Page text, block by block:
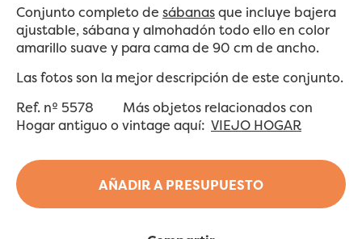
AÑADIR A PRESUPUESTO
Conjunto completo de sábanasque incluye bajera
ajustable, sábana y almohadón todo ello en color
amarillo suave y para cama de 90 cm de ancho.
Las fotos son la mejor descripción de este conjunto.
Ref. nº 5578 Más objetos relacionados con
Hogar antiguo o vintage aquí: VIEJO HOGAR